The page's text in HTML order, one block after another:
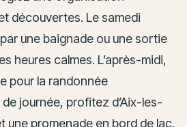
découvertes. Le samedi
une baignade ou une sortie
heures calmes. L’après-midi,
pour la randonnée
journée, profitez d’Aix-les-
une promenade en bord de lac.